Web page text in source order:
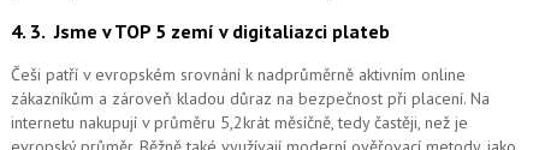
4. 3.Jsme v TOP 5 zemí v digitaliazci plateb
Češi patří v evropském srovnání k nadprůměrně aktivním online
zákazníkům a zároveň kladou důraz na bezpečnost při placení. Na
internetu nakupují v průměru 5,2krát měsíčně, tedy častěji, než je